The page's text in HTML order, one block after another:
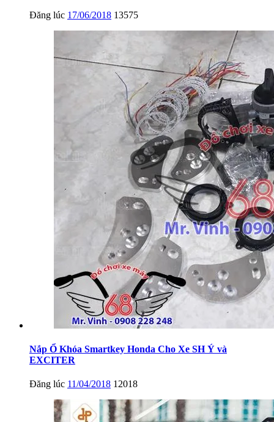
Đăng lúc 17/06/2018 13575
Nắp Ổ Khóa Smartkey Honda Cho Xe SH Ý và
EXCITER
Đăng lúc 11/04/2018 12018